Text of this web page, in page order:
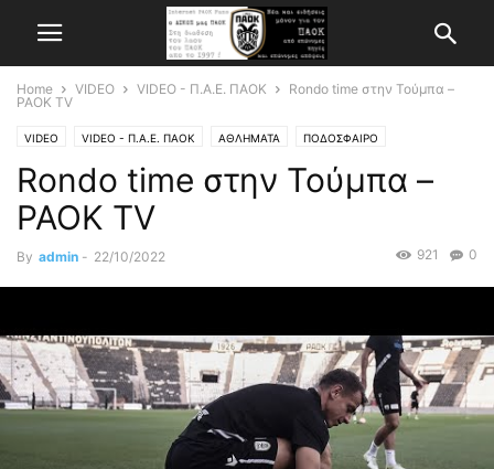
Home VIDEO VIDEO - Π.Α.Ε. ΠΑΟΚ
Rondo time στην Τούμπα –
PAOK TV
VIDEO VIDEO - Π.Α.Ε. ΠΑΟΚ ΑΘΛΗΜΑΤΑ ΠΟΔΟΣΦΑΙΡΟ
Rondo time στην Τούμπα –
PAOK TV
By admin - 22/10/2022 0
921